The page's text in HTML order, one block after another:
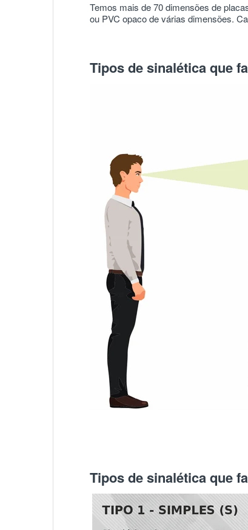
Temos mais de 70 dimensões de
ou PVC opaco de várias dimensões.
Tipos de sinalética que
Tipos de sinalética que